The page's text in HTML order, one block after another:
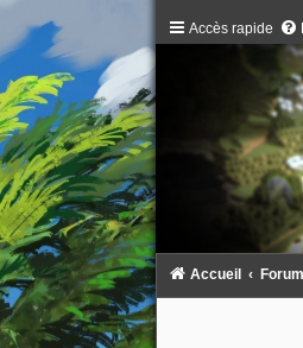
Accès rapide
Accueil Forum